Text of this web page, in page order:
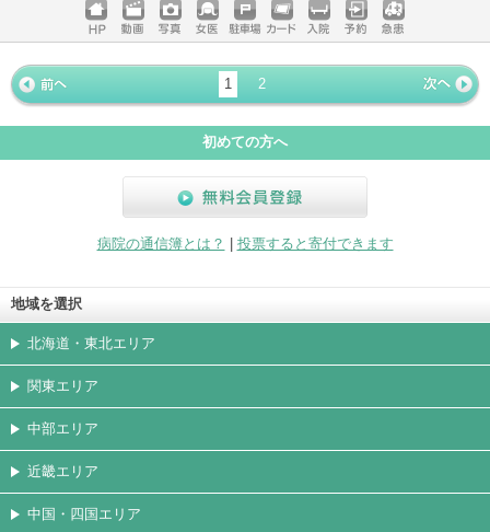
ホームペ
ージ
動画 写真 女医 駐車場
クレジッ
トカード
入院 予約 急患
« 前ペー
ジ
1
2
次ページ
»
初めての方へ
病院の通信簿とは？
投票すると寄付できます
地域を選択
北海道・東北エリア
関東エリア
中部エリア
近畿エリア
中国・四国エリア